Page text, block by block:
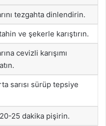
tezgahta dinlendirin.
ve şekerle karıştırın.
cevizli karışımı
sarısı sürüp tepsiye
25 dakika pişirin.